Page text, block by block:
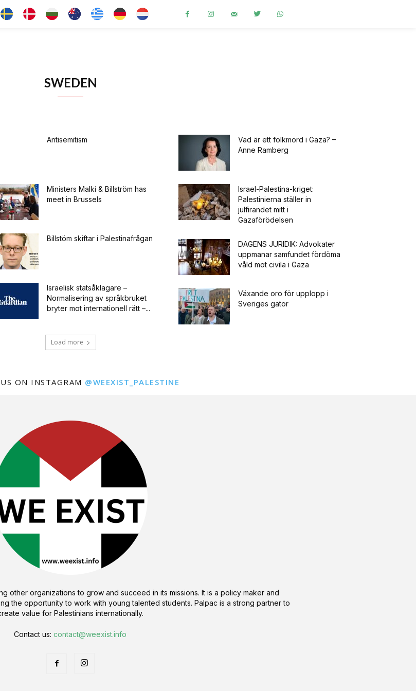
SWEDEN
Antisemitism
Ministers Malki & Billström has
meet in Brussels
Billstöm skiftar i Palestinafrågan
Israelisk statsåklagare –
Normalisering av språkbruket
bryter mot internationell rätt –...
Vad är ett folkmord i Gaza? –
Anne Ramberg
Israel-Palestina-kriget:
Palestinierna ställer in
julfirandet mitt i
Gazaförödelsen
DAGENS JURIDIK: Advokater
uppmanar samfundet fördöma
våld mot civila i Gaza
Växande oro för upplopp i
Sveriges gator
Load more
ON INSTAGRAM @WEEXIST_PALESTINE
other organizations to grow and succeed in its missions. It is a policy maker and
the opportunity to work with young talented students. Palpac is a strong partner to
value for Palestinians internationally.
Contact us:contact@weexist.info